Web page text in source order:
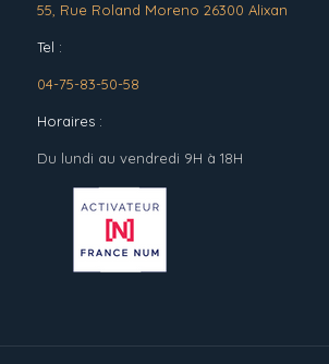
55, Rue Roland Moreno 26300 Alixan
Tel :
04-75-83-50-58
Horaires :
Du lundi au vendredi 9H à 18H